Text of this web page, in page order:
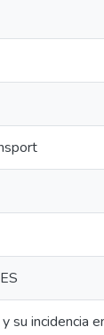
su incidencia